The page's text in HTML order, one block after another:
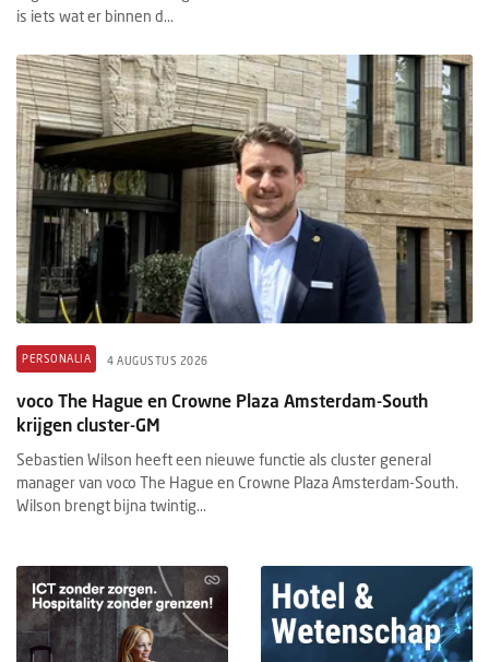
is iets wat er binnen d...
PERSONALIA 4 AUGUSTUS 2026
voco The Hague en Crowne Plaza Amsterdam-South
krijgen cluster-GM
Sebastien Wilson heeft een nieuwe functie als cluster general
manager van voco The Hague en Crowne Plaza Amsterdam-South.
Wilson brengt bijna twintig...